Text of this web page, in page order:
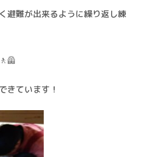
避難が出来るように繰り返し練
きています！